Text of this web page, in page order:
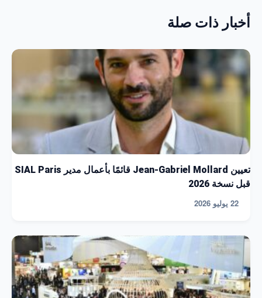
أخبار ذات صلة
تعيين Jean-Gabriel Mollard قائمًا بأعمال مدير SIAL Paris
قبل نسخة 2026
22 يوليو 2026